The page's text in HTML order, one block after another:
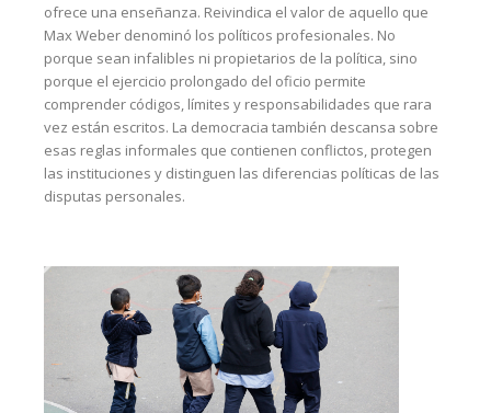
ofrece una enseñanza. Reivindica el valor de aquello que
Max Weber denominó los políticos profesionales. No
porque sean infalibles ni propietarios de la política, sino
porque el ejercicio prolongado del oficio permite
comprender códigos, límites y responsabilidades que rara
vez están escritos. La democracia también descansa sobre
esas reglas informales que contienen conflictos, protegen
las instituciones y distinguen las diferencias políticas de las
disputas personales.